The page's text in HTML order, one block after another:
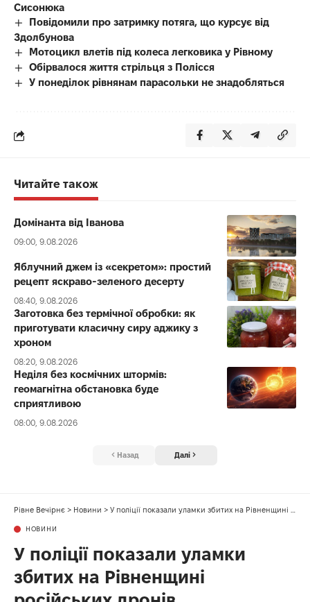
Сисонюка
Повідомили про затримку потяга, що курсує від
Здолбунова
Мотоцикл влетів під колеса легковика у Рівному
Обірвалося життя стрільця з Полісся
У понеділок рівнянам парасольки не знадобляться
Читайте також
Домінанта від Іванова
09:00, 9.08.2026
Яблучний джем із «секретом»: простий
рецепт яскраво-зеленого десерту
08:40, 9.08.2026
Заготовка без термічної обробки: як
приготувати класичну сиру аджику з
хроном
08:20, 9.08.2026
Неділя без космічних штормів:
геомагнітна обстановка буде
сприятливою
08:00, 9.08.2026
Назад Далі
Рівне Вечірнє > Новини > У поліції показали уламки збитих на Рівненщині російських дронів
НОВИНИ
У поліції показали уламки
збитих на Рівненщині